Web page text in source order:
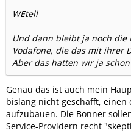
WEtell
Und dann bleibt ja noch die
Vodafone, die das mit ihrer
Aber das hatten wir ja
Genau das ist auch mein
bislang nicht geschafft, einen
aufzubauen. Die Bonner
Service-Providern recht